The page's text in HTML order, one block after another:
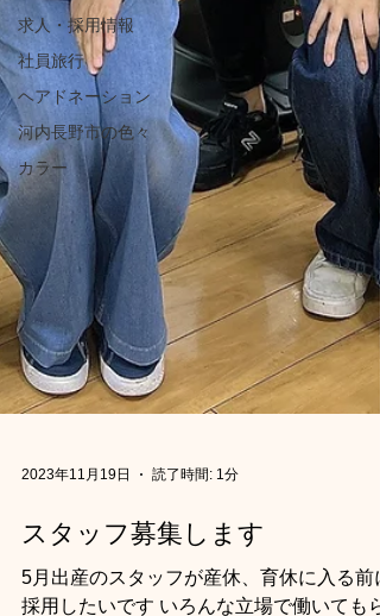
求人・採用情報
社員旅行
ヘアドネーション
河内長野市の色々
カラー
2023年11月19日 読了時間: 1分
スタッフ募集します